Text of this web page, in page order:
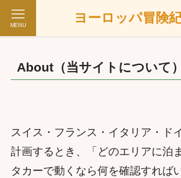
ヨーロッパ冒険
MENU
About（当サイトについて）
スイス・フランス・イタリア・ド
計画するとき、「どのエリアに泊
タカーで動くなら何を確認すれ